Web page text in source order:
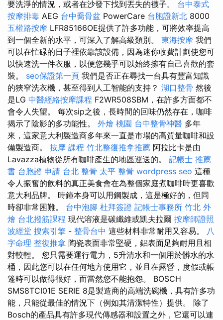
要洗淨的情況，或者在沙發下找到丟失的襪子。 台中泰式
按摩排毒 AEG 台中喬骨盆 PowerCare 台胞證新北 8000
五權路按摩 LFR85166OE提供了許多功能，可將效率提高
到一個全新的水平，可深入了解高級類別。 東海按摩 我們
可以在忙碌的日子裡依靠該設備，因為迷你收費計劃使您可
以快速洗一件衣服，以便您幾乎可以始終擁有自己喜歡的套
裝。 seo保證第一頁 我們是否正在尋找一台具有豐富知識
的狹窄洗衣機，甚至得到人工智能的支持？ 湖口整骨 然後
是LG 中醫經絡按摩課程 F2WR508SBM，在許多方面都不
會令人失望。 每次sip之後，長時間的回味仍然存在，咖啡
揭示了陰影的多功能性。 外燴 桃園 台中整骨神醫 多年
來，這家意大利製造商多年來一直是市場的高質量咖啡和設
備製造商。 按摩 課程 竹北整復推拿推薦 阿拉比卡是由
Lavazza植物從所有咖啡產生的地區運送的。 記帳士 推薦
書 台胞證 申請 台北 整骨 太平 整骨 wordpress seo 這種
令人振奮的飲料的真正美食會在為整個家庭煮咖啡時更喜歡
意大利品牌。 時鐘本身可以用鋼製成，這是極好的，但同
時卻非常困難。 台中泡腳 杜拜簽證 記帳士事務所 竹北 外
燴 台北撥筋課程 現代溶液是碳纖維或凱夫拉爾 按摩師證照
波經堂 搜索引擎 - 整骨台中 這些材料非常耐用又容易。 八
字命理 整復推拿 陶瓷表面非常堅硬，鋁表面足夠耐用且相
對較輕。 您只需要運行電力，5升清水和一個用於髒水的水
桶，因此您可以在任何地方使用它，並且在露營，度假或帳
篷時可以做得很好，而當然您不能抱怨。 BOSCH
SMS8TCI01E SERIE 8是製造商的高端洗碗機，具有許多功
能，只能從最佳的情況下（例如其清潔特性）提供。 除了
Bosch的產品具有許多現代傳感器和設置之外，它還可以連